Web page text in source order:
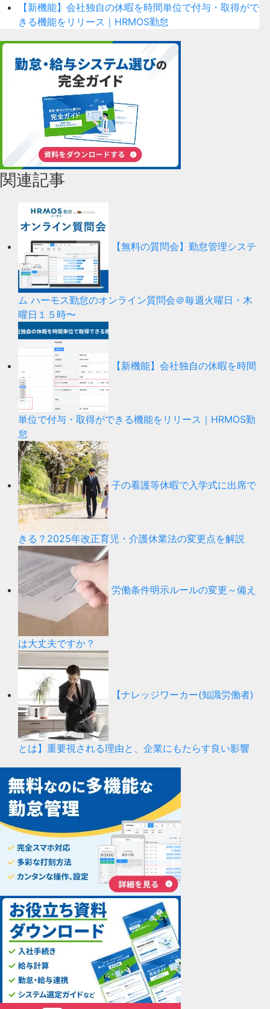
【新機能】会社独自の休暇を時間単位で付与・取得がで
きる機能をリリース｜HRMOS勤怠
関連記事
【無料の質問会】勤怠管理システ
ム ハーモス勤怠のオンライン質問会＠毎週火曜日・木
曜日１５時〜
【新機能】会社独自の休暇を時間
単位で付与・取得ができる機能をリリース｜HRMOS勤
怠
子の看護等休暇で入学式に出席で
きる？2025年改正育児・介護休業法の変更点を解説
労働条件明示ルールの変更～備え
は大丈夫ですか？
【ナレッジワーカー(知識労働者)
とは】重要視される理由と、企業にもたらす良い影響